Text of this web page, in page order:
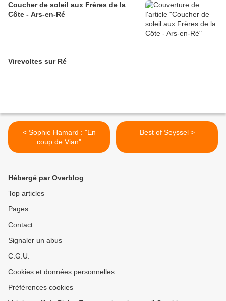
Coucher de soleil aux Frères de la
Côte - Ars-en-Ré
Virevoltes sur Ré
< Sophie Hamard : "En
coup de Vian"
Best of Seyssel >
Hébergé par Overblog
Top articles
Pages
Contact
Signaler un abus
C.G.U.
Cookies et données personnelles
Préférences cookies